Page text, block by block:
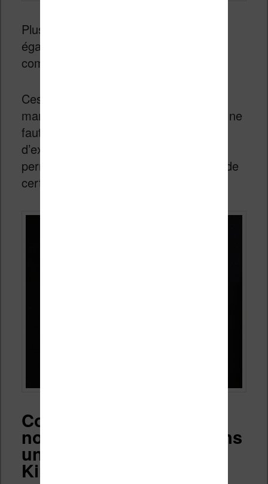
Plus intéressants : vous pouvez
également le faire pour des phrases
complètes.
Ces traductions étant réalisées de
manière automatique et par Internet, il ne
faut pas s’attendre à des miracles
d’exactitude. Mais, j’ai trouvé que cela
permettait d’aider à la compréhension de
certaines phrases alambiquées.
Comment ajouter un
nouveau dictionnaire dans
une autre langue sur
Kindle ?